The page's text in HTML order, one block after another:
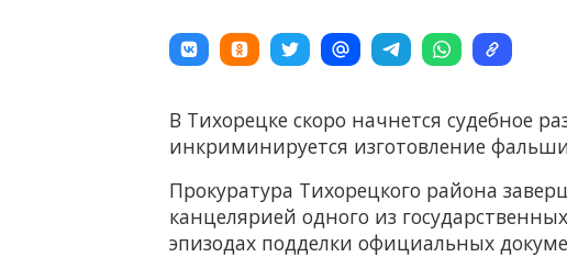
В Тихорецке скоро начнется судебное
инкриминируется изготовление
Прокуратура Тихорецкого района
канцелярией одного из
эпизодах подделки официальных